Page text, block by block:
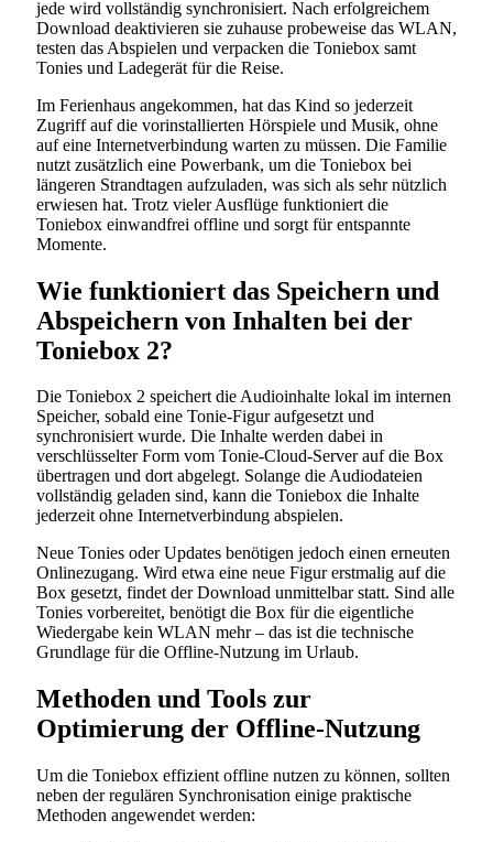
jede wird vollständig synchronisiert. Nach erfolgreichem
Download deaktivieren sie zuhause probeweise das WLAN,
testen das Abspielen und verpacken die Toniebox samt
Tonies und Ladegerät für die Reise.
Im Ferienhaus angekommen, hat das Kind so jederzeit
Zugriff auf die vorinstallierten Hörspiele und Musik, ohne
auf eine Internetverbindung warten zu müssen. Die Familie
nutzt zusätzlich eine Powerbank, um die Toniebox bei
längeren Strandtagen aufzuladen, was sich als sehr nützlich
erwiesen hat. Trotz vieler Ausflüge funktioniert die
Toniebox einwandfrei offline und sorgt für entspannte
Momente.
Wie funktioniert das Speichern und
Abspeichern von Inhalten bei der
Toniebox 2?
Die Toniebox 2 speichert die Audioinhalte lokal im internen
Speicher, sobald eine Tonie-Figur aufgesetzt und
synchronisiert wurde. Die Inhalte werden dabei in
verschlüsselter Form vom Tonie-Cloud-Server auf die Box
übertragen und dort abgelegt. Solange die Audiodateien
vollständig geladen sind, kann die Toniebox die Inhalte
jederzeit ohne Internetverbindung abspielen.
Neue Tonies oder Updates benötigen jedoch einen erneuten
Onlinezugang. Wird etwa eine neue Figur erstmalig auf die
Box gesetzt, findet der Download unmittelbar statt. Sind alle
Tonies vorbereitet, benötigt die Box für die eigentliche
Wiedergabe kein WLAN mehr – das ist die technische
Grundlage für die Offline-Nutzung im Urlaub.
Methoden und Tools zur
Optimierung der Offline-Nutzung
Um die Toniebox effizient offline nutzen zu können, sollten
neben der regulären Synchronisation einige praktische
Methoden angewendet werden: